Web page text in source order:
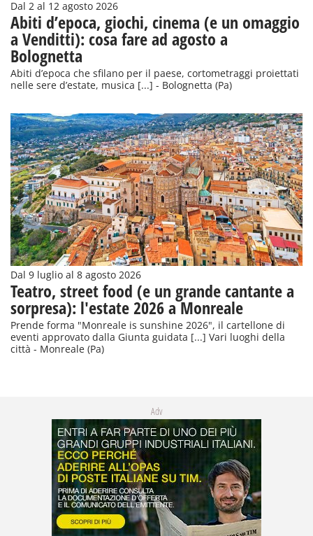
Dal 2 al 12 agosto 2026
Abiti d’epoca, giochi, cinema (e un omaggio
a Venditti): cosa fare ad agosto a
Bolognetta
Abiti d’epoca che sfilano per il paese, cortometraggi proiettati
nelle sere d’estate, musica [...] - Bolognetta (Pa)
Dal 9 luglio al 8 agosto 2026
Teatro, street food (e un grande cantante a
sorpresa): l'estate 2026 a Monreale
Prende forma "Monreale is sunshine 2026", il cartellone di
eventi approvato dalla Giunta guidata [...] Vari luoghi della
città - Monreale (Pa)
Adv